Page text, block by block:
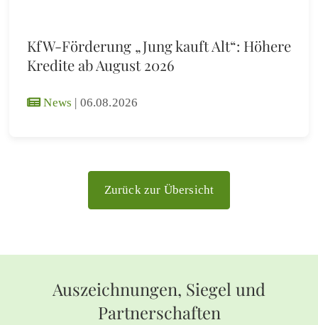
KfW-Förderung „Jung kauft Alt“: Höhere
Kredite ab August 2026
News | 06.08.2026
Zurück zur Übersicht
Auszeichnungen, Siegel und
Partnerschaften